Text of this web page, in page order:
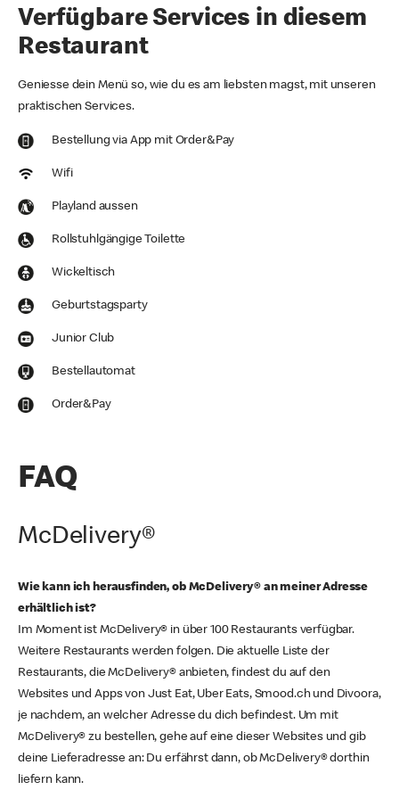
Verfügbare Services in diesem
Restaurant
Geniesse dein Menü so, wie du es am liebsten magst, mit unseren
praktischen Services.
Bestellung via App mit Order&Pay
Wifi
Playland aussen
Rollstuhlgängige Toilette
Wickeltisch
Geburtstagsparty
Junior Club
Bestellautomat
Order&Pay
FAQ
McDelivery®
Wie kann ich herausfinden, ob McDelivery® an meiner Adresse
erhältlich ist?
Im Moment ist McDelivery® in über 100 Restaurants verfügbar.
Weitere Restaurants werden folgen. Die aktuelle Liste der
Restaurants, die McDelivery® anbieten, findest du auf den
Websites und Apps von Just Eat, Uber Eats, Smood.ch und Divoora,
je nachdem, an welcher Adresse du dich befindest. Um mit
McDelivery® zu bestellen, gehe auf eine dieser Websites und gib
deine Lieferadresse an: Du erfährst dann, ob McDelivery® dorthin
liefern kann.